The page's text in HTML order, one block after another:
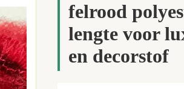
felrood
lengte voor
en decorstof